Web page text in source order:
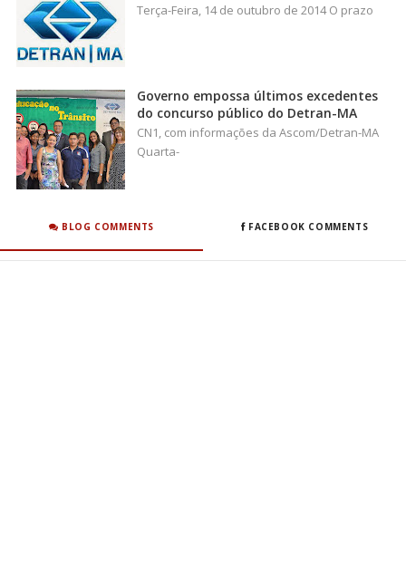
Terça-Feira, 14 de outubro de 2014 O prazo
Governo empossa últimos excedentes
do concurso público do Detran-MA
CN1, com informações da Ascom/Detran-MA
Quarta-
BLOG COMMENTS FACEBOOK COMMENTS